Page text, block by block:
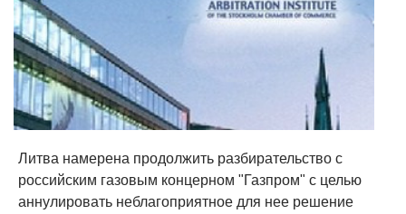
Литва намерена продолжить разбирательство с
российским газовым концерном "Газпром" с целью
аннулировать неблагоприятное для нее решение